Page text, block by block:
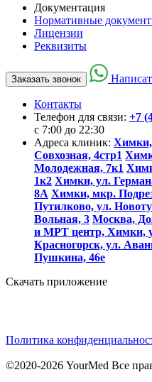
Документация
Нормативные
Лицензии
Реквизиты
Заказать звонок
Контакты
Телефон для связи: +7
c 7:00 до 22:30
Адреса клиник: Химки,
Совхозная, 4стр1
Молодежная, 7к1
1к2 Химки, ул.
8А Химки, мкр.
Путилково, ул.
Вольная, 3 Москва,
и МРТ центр, Химки,
Красногорск, ул.
Пушкина, 46е
Скачать приложение
Политика
©2020-2026 YourMed Все